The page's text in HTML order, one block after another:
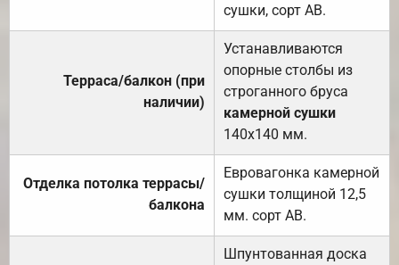
сушки, сорт АВ.
Терраса/балкон (при
наличии)
Устанавливаются
опорные столбы из
строганного бруса
камерной сушки
140х140 мм.
Отделка потолка террасы/
балкона
Евровагонка камерной
сушки толщиной 12,5
мм. сорт АВ.
Шпунтованная доска